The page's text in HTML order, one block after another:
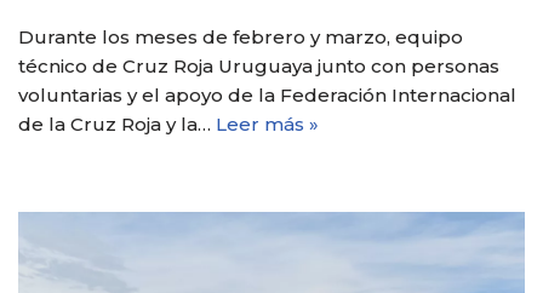
Durante los meses de febrero y marzo, equipo
técnico de Cruz Roja Uruguaya junto con personas
voluntarias y el apoyo de la Federación Internacional
de la Cruz Roja y la… Leer más »